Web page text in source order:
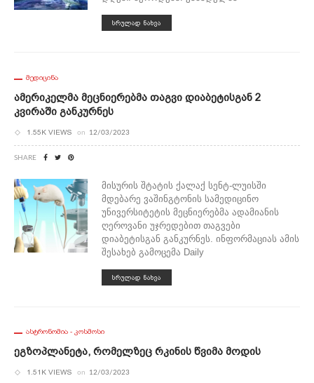
ᲡᲠᲣᲚᲐᲓ ᲜᲐᲮᲕᲐ
ᲛᲔᲓᲘᲪᲘᲜᲐ
Ამერიკელმა Მეცნიერებმა Თაგვი Დიაბეტისგან 2
Კვირაში Განკურნეს
1.55K VIEWS on 12/03/2023
SHARE
მისურის შტატის ქალაქ სენტ-ლუისში
მდებარე ვაშინგტონის სამედიცინო
უნივერსიტეტის მეცნიერებმა ადამიანის
ღეროვანი უჯრედებით თაგვები
დიაბეტისგან განკურნეს. ინფორმაციას ამის
შესახებ გამოცემა Daily
ᲡᲠᲣᲚᲐᲓ ᲜᲐᲮᲕᲐ
ᲐᲡᲢᲠᲝᲜᲝᲛᲘᲐ - ᲙᲝᲡᲛᲝᲡᲘ
Ეგზოპლანეტა, Რომელზეც Რკინის Წვიმა Მოდის
1.51K VIEWS on 12/03/2023